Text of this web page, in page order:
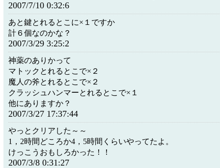
2007/7/10 0:32:6
あと鍵とれるとこに×１ですか
計６個なのかな？
2007/3/29 3:25:2
神薬のありかって
マトックとれるとこで×２
魔人の斧とれるとこで×２
クラッシュハンマーとれるとこで×１
他にありますか？
2007/3/27 17:37:44
やっとクリアした～～
1，2時間どころか4，5時間くらいやってたよ。
けっこうおもしろかった！！
2007/3/8 0:31:27